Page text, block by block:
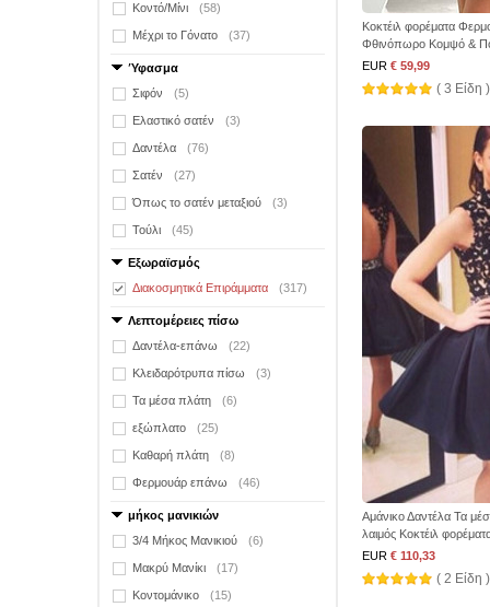
Κοντό/Μίνι (58)
Μέχρι το Γόνατο (37)
Ύφασμα
Σιφόν
(5)
Ελαστικό σατέν (3)
Δαντέλα (76)
Σατέν (27)
Όπως το σατέν μεταξιού (3)
Τούλι (45)
Εξωραϊσμός
Διακοσμητικά Επιράμματα
(317)
Λεπτομέρειες πίσω
Δαντέλα-επάνω
(22)
Κλειδαρότρυπα πίσω (3)
Τα μέσα πλάτη (6)
εξώπλατο (25)
Καθαρή πλάτη (8)
Φερμουάρ επάνω (46)
μήκος μανικιών
3/4 Μήκος Μανικιού
(6)
Μακρύ Μανίκι (17)
Κοντομάνικο (15)
Κοκτέιλ φορέματα
Φθινόπωρο Κομψό &
Δαντέλα
EUR € 59,99
( 3 Είδη )
Αμάνικο Δαντέλα Τα
λαιμός Κοκτέιλ
EUR € 110,33
( 2 Είδη )